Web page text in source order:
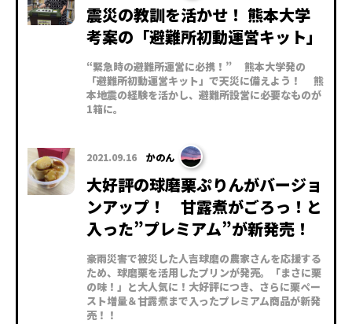
震災の教訓を活かせ！ 熊本大学
考案の「避難所初動運営キット」
“緊急時の避難所運営に必携！” 熊本大学発の
「避難所初動運営キット」で天災に備えよう！ 熊
本地震の経験を活かし、避難所設営に必要なものが
1箱に。
2021.09.16 かのん
大好評の球磨栗ぷりんがバージョ
ンアップ！ 甘露煮がごろっ！と
入った”プレミアム”が新発売！
豪雨災害で被災した人吉球磨の農家さんを応援する
ため、球磨栗を活用したプリンが発売。「まさに栗
の味！」と大人気に！大好評につき、さらに栗ペー
スト増量＆甘露煮まで入ったプレミアム商品が新発
売！！